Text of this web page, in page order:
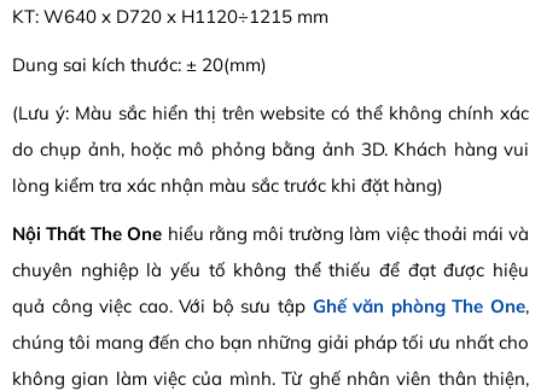
KT: W640 x D720 x H1120÷1215 mm
Dung sai kích thước: ± 20(mm)
(Lưu ý: Màu sắc hiển thị trên website có thể không chính xác
do chụp ảnh, hoặc mô phỏng bằng ảnh 3D. Khách hàng vui
lòng kiểm tra xác nhận màu sắc trước khi đặt hàng)
Nội Thất The One hiểu rằng môi trường làm việc thoải mái và
chuyên nghiệp là yếu tố không thể thiếu để đạt được hiệu
quả công việc cao. Với bộ sưu tập Ghế văn phòng The One,
chúng tôi mang đến cho bạn những giải pháp tối ưu nhất cho
không gian làm việc của mình. Từ ghế nhân viên thân thiện,